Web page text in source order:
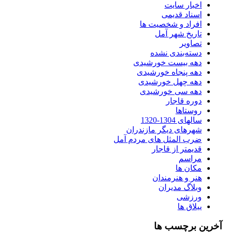
اخبار سایت
اسناد قدیمی
افراد و شخصیت ها
تاریخ شهر آمل
تصاویر
دسته‌بندی نشده
دهه بیست خورشیدی
دهه پنجاه خورشیدی
دهه چهل خورشیدی
دهه سی خورشیدی
دوره قاجار
روستاها
سالهای 1304-1320
شهرهای دیگر مازندران
ضرب المثل های مردم آمل
قدیمتر از قاجار
مراسم
مکان ها
هنر و هنرمندان
وبلاگ مدیران
ورزشی
ییلاق ها
آخرین برچسب ها